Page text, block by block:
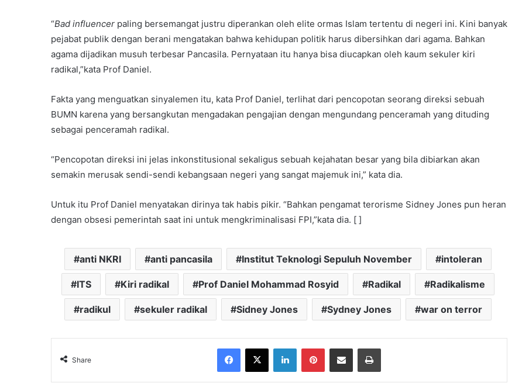
“Bad influencer paling bersemangat justru diperankan oleh elite ormas Islam tertentu di negeri ini. Kini banyak
pejabat publik dengan berani mengatakan bahwa kehidupan politik harus dibersihkan dari agama. Bahkan
agama dijadikan musuh terbesar Pancasila. Pernyataan itu hanya bisa diucapkan oleh kaum sekuler kiri
radikal,”kata Prof Daniel.
Fakta yang menguatkan sinyalemen itu, kata Prof Daniel, terlihat dari pencopotan seorang direksi sebuah
BUMN karena yang bersangkutan mengadakan pengajian dengan mengundang penceramah yang dituding
sebagai penceramah radikal.
“Pencopotan direksi ini jelas inkonstitusional sekaligus sebuah kejahatan besar yang bila dibiarkan akan
semakin merusak sendi-sendi kebangsaan negeri yang sangat majemuk ini,” kata dia.
Untuk itu Prof Daniel menyatakan dirinya tak habis pikir. “Bahkan pengamat terorisme Sidney Jones pun heran
dengan obsesi pemerintah saat ini untuk mengkriminalisasi FPI,”kata dia. [ ]
anti NKRI anti pancasila Institut Teknologi Sepuluh November intoleran
ITS Kiri radikal Prof Daniel Mohammad Rosyid Radikal Radikalisme
radikul sekuler radikal Sidney Jones Sydney Jones war on terror
Share
Facebook
X LinkedInPinterestShare via Email Print